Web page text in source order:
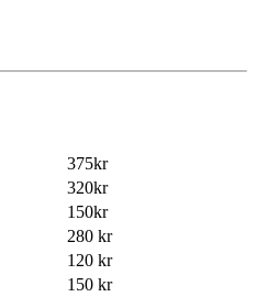
375kr
320kr
150kr
280 kr
120 kr
150 kr